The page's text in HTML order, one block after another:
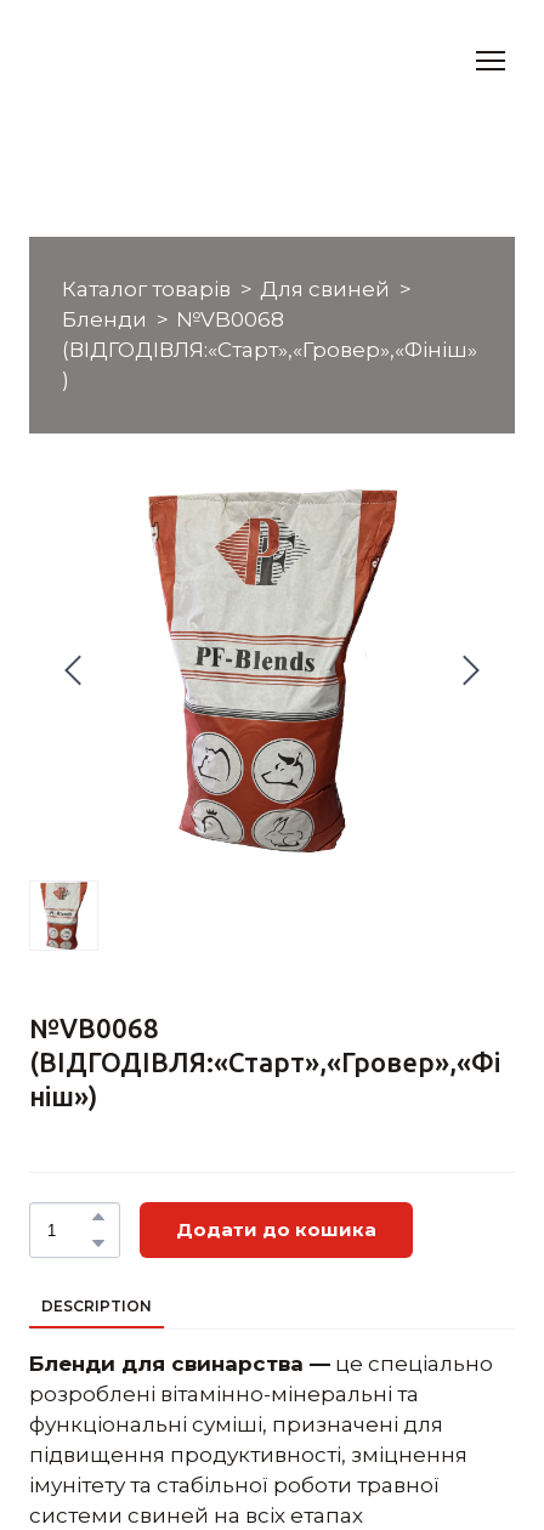
Каталог товарів
Для свиней
Бленди
№VB0068
(ВІДГОДІВЛЯ:«Старт»,«Гровер»,«Фініш»
)
№VB0068
(ВІДГОДІВЛЯ:«Старт»,«Гровер»,«Фі
ніш»)
Додати до кошика
DESCRIPTION
Бленди для свинарства — це спеціально
розроблені вітамінно-мінеральні та
функціональні суміші, призначені для
підвищення продуктивності, зміцнення
імунітету та стабільної роботи травної
системи свиней на всіх етапах